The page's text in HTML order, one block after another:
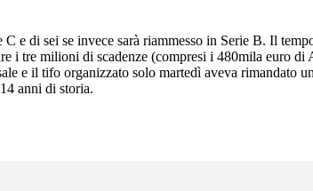
e di sei se invece sarà riammesso in Serie B. Il
i tre milioni di scadenze (compresi i 480mila euro
e il tifo organizzato solo martedì aveva rimandato
anni di storia.